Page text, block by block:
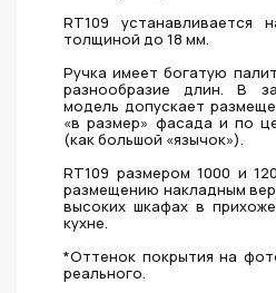
RT109 устанавливается
толщиной до 18 мм.
Ручка имеет богатую
разнообразие длин. В
модель допускает
«в размер» фасада и по
(как большой «язычок»).
RT109 размером 1000 и
размещению накладным
высоких шкафах в
кухне.
*Оттенок покрытия на
реального.